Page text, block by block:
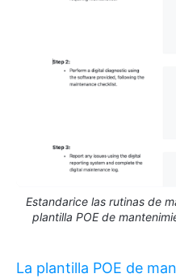
Estandarice las rutinas de
plantilla POE de
La plantilla POE de